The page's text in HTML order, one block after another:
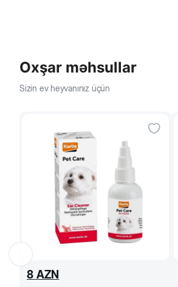
Oxşar məhsullar
Sizin ev heyvanınız üçün
8 AZN